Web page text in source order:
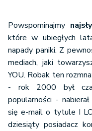
Powspominajmy
które w ubiegłych
napady paniki. Z
mediach, jaki
YOU. Robak ten
- rok 2000 był
popularności -
się e-mail o tytule I
dziesiąty posiadacz